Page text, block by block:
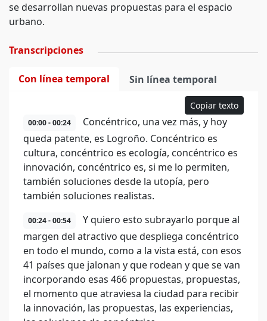
se desarrollan nuevas propuestas para el espacio
urbano.
Transcripciones
Con línea temporal Sin línea temporal
Copiar texto
00:00 - 00:24
Concéntrico, una vez más, y hoy
queda patente, es Logroño. Concéntrico es
cultura, concéntrico es ecología, concéntrico es
innovación, concéntrico es, si me lo permiten,
también soluciones desde la utopía, pero
también soluciones realistas.
00:24 - 00:54
Y quiero esto subrayarlo porque al
margen del atractivo que despliega concéntrico
en todo el mundo, como a la vista está, con esos
41 países que jalonan y que rodean y que se van
incorporando esas 466 propuestas, propuestas,
el momento que atraviesa la ciudad para recibir
la innovación, las propuestas, las experiencias,